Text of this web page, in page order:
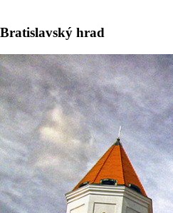
Bratislavský hrad